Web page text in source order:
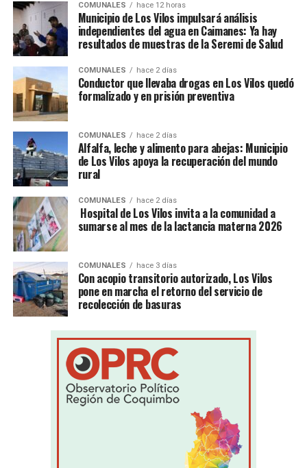
COMUNALES hace 12 horas
Municipio de Los Vilos impulsará análisis
independientes del agua en Caimanes: Ya hay
resultados de muestras de la Seremi de Salud
COMUNALES hace 2 días
Conductor que llevaba drogas en Los Vilos quedó
formalizado y en prisión preventiva
COMUNALES hace 2 días
Alfalfa, leche y alimento para abejas: Municipio
de Los Vilos apoya la recuperación del mundo
rural
COMUNALES hace 2 días
Hospital de Los Vilos invita a la comunidad a
sumarse al mes de la lactancia materna 2026
COMUNALES hace 3 días
Con acopio transitorio autorizado, Los Vilos
pone en marcha el retorno del servicio de
recolección de basuras